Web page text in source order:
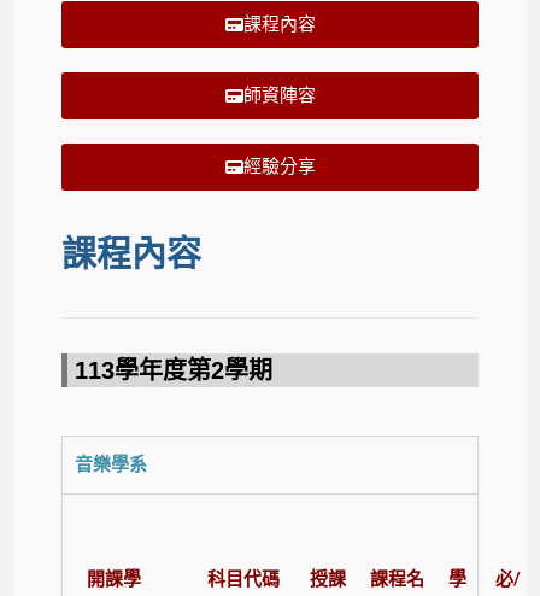
課程內容
師資陣容
經驗分享
課程內容
113學年度第2學期​
音樂學系
開課學
科目代碼
授課
課程名
學
必/